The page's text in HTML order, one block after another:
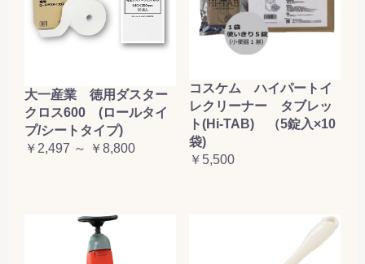
大一産業 徳用ダスター
クロス600 (ロールタイ
プ/シートタイプ)
￥2,497 ～ ￥8,800
コスケム ハイパートイ
レクリーナー タブレッ
ト(Hi-TAB) （5錠入×10
袋)
￥5,500